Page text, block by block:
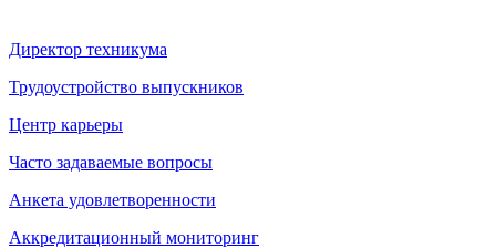
Директор техникума
Трудоустройство выпускников
Центр карьеры
Часто задаваемые вопросы
Анкета удовлетворенности
Аккредитационный мониторинг